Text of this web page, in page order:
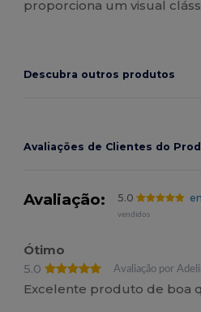
proporciona um visual
Descubra outros produtos
Avaliações de Clientes do
Avaliação: 5.0
vendidos
Ótimo
5.0
Avaliação por
Excelente produto de boa